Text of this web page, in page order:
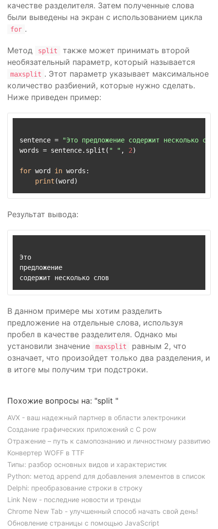
качестве разделителя. Затем полученные слова
были выведены на экран с использованием цикла
for .
Метод split
также может принимать второй
необязательный параметр, который называется
maxsplit . Этот параметр указывает максимальное
количество разбиений, которые нужно сделать.
Ниже приведен пример:
sentence =
"Это предложение содержит несколько
words = sentence.split( " " , 2)
for word in words:
print
Результат вывода:
Это
предложение
В данном примере мы хотим разделить
предложение на отдельные слова, используя
пробел в качестве разделителя. Однако мы
установили значение
maxsplit
равным 2, что
означает, что произойдет только два разделения, и
в итоге мы получим три подстроки.
Похожие вопросы на: "split "
AVX - ваш надежный партнер в области электроники
Создание графических приложений с C pow
Отражение – путь к самопознанию и личностному развитию
Конвертер WOFF в TTF
Типы: разбор основных видов и характеристик
Python: метод append для добавления элементов в список
Delphi: преобразование строки в строку
Link New - последние новости и тренды
Chrome New Tab - улучшенный способ начать свой день!
Обновление страницы с помощью JavaScript